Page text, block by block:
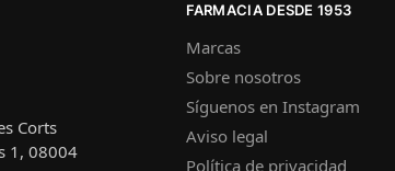
Corts
1, 08004
FARMACIA DESDE 1953
Marcas
Sobre nosotros
Síguenos en Instagram
Aviso legal
Política de privacidad